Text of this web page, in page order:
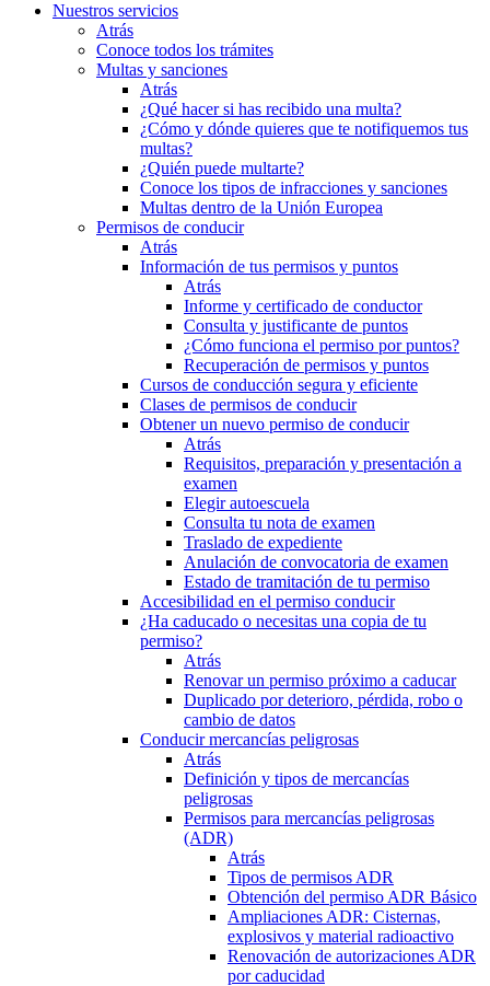
Nuestros servicios
Atrás
Conoce todos los trámites
Multas y sanciones
Atrás
¿Qué hacer si has recibido una multa?
¿Cómo y dónde quieres que te notifiquemos tus
multas?
¿Quién puede multarte?
Conoce los tipos de infracciones y sanciones
Multas dentro de la Unión Europea
Permisos de conducir
Atrás
Información de tus permisos y puntos
Atrás
Informe y certificado de conductor
Consulta y justificante de puntos
¿Cómo funciona el permiso por puntos?
Recuperación de permisos y puntos
Cursos de conducción segura y eficiente
Clases de permisos de conducir
Obtener un nuevo permiso de conducir
Atrás
Requisitos, preparación y presentación a
examen
Elegir autoescuela
Consulta tu nota de examen
Traslado de expediente
Anulación de convocatoria de examen
Estado de tramitación de tu permiso
Accesibilidad en el permiso conducir
¿Ha caducado o necesitas una copia de tu
permiso?
Atrás
Renovar un permiso próximo a caducar
Duplicado por deterioro, pérdida, robo o
cambio de datos
Conducir mercancías peligrosas
Atrás
Definición y tipos de mercancías
peligrosas
Permisos para mercancías peligrosas
(ADR)
Atrás
Tipos de permisos ADR
Obtención del permiso ADR Básico
Ampliaciones ADR: Cisternas,
explosivos y material radioactivo
Renovación de autorizaciones ADR
por caducidad